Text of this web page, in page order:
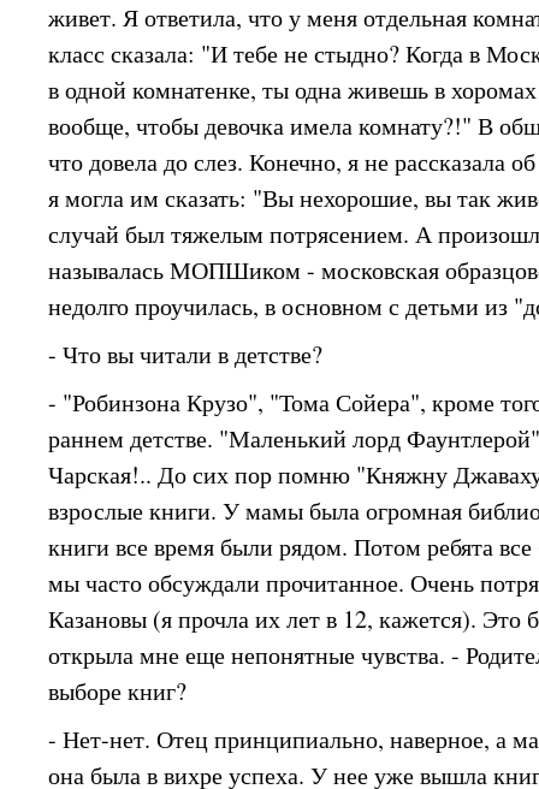
живет. Я ответила, что у меня отдельная
класс сказала: "И тебе не стыдно? Когда в
в одной комнатенке, ты одна живешь в
вообще, чтобы девочка имела комнату?!" В
что довела до слез. Конечно, я не рассказала
я могла им сказать: "Вы нехорошие, вы так
случай был тяжелым потрясением. А
называлась МОПШиком - московская
недолго проучилась, в основном с детьми из
- Что вы читали в детстве?
- "Робинзона Крузо", "Тома Сойера", кроме
раннем детстве. "Маленький лорд
Чарская!.. До сих пор помню "Княжну
взрослые книги. У мамы была огромная
книги все время были рядом. Потом ребята
мы часто обсуждали прочитанное. Очень
Казановы (я прочла их лет в 12, кажется). Это
открыла мне еще непонятные чувства. -
выборе книг?
- Нет-нет. Отец принципиально, наверное, а
она была в вихре успеха. У нее уже вышла